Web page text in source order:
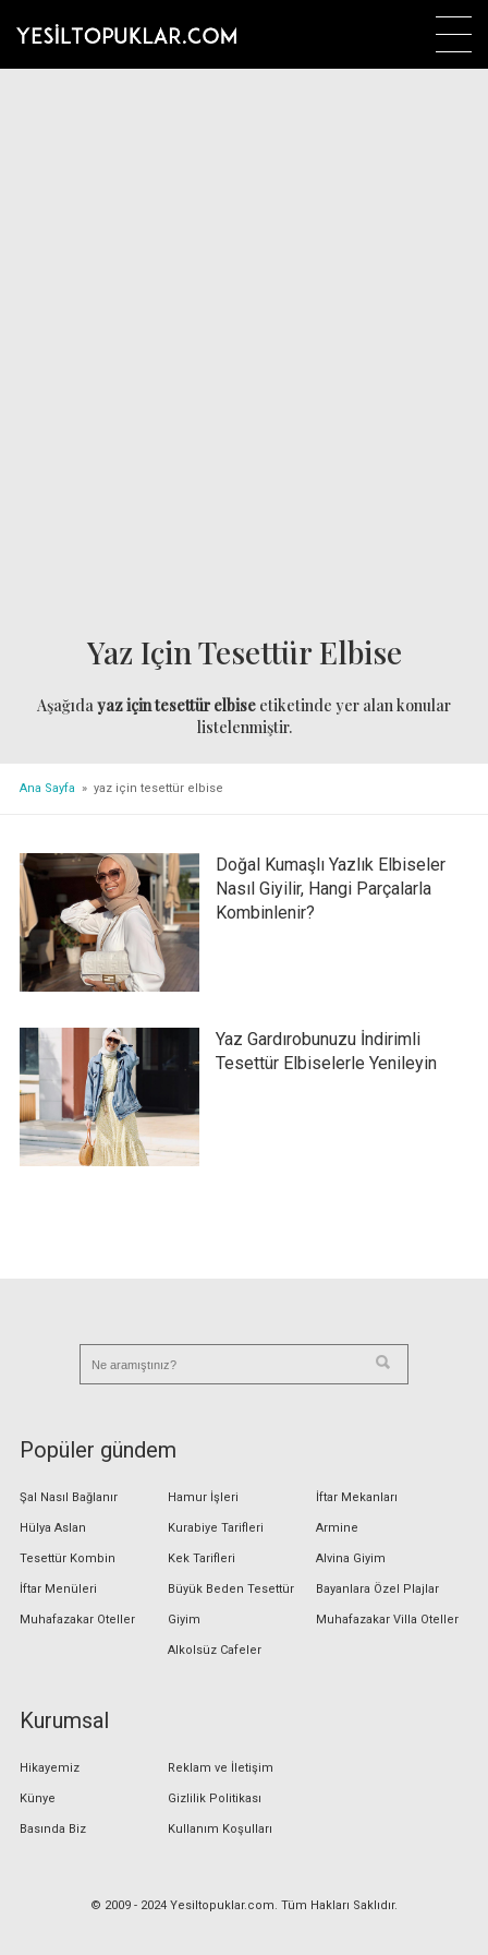
Yaz Için Tesettür Elbise
Aşağıdayaz için tesettür elbise etiketinde yer alan konular
listelenmiştir.
Ana Sayfa » yaz için tesettür elbise
Doğal Kumaşlı Yazlık Elbiseler
Nasıl Giyilir, Hangi Parçalarla
Kombinlenir?
Yaz Gardırobunuzu İndirimli
Tesettür Elbiselerle Yenileyin
Popüler gündem
Şal Nasıl Bağlanır
Hülya Aslan
Tesettür Kombin
İftar Menüleri
Muhafazakar Oteller
Hamur İşleri
Kurabiye Tarifleri
Kek Tarifleri
Büyük Beden Tesettür
Giyim
Alkolsüz Cafeler
İftar Mekanları
Armine
Alvina Giyim
Bayanlara Özel Plajlar
Muhafazakar Villa Oteller
Kurumsal
Hikayemiz
Künye
Basında Biz
Reklam ve İletişim
Gizlilik Politikası
Kullanım Koşulları
© 2009 - 2024 Yesiltopuklar.com. Tüm Hakları Saklıdır.